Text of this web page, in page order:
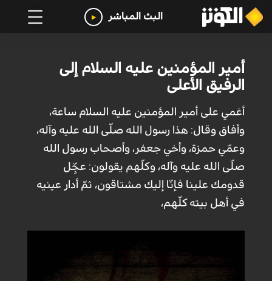
البث المباشر
أمير المؤمنين عليه السلام إلى
الرفيق الأعلى
أغمي على أمير المؤمنين عليه السلام ساعة،
وأفاق وقال: هذا رسول الله صلّى الله عليه وآله،
وعمّي حمزة، وأخي جعفر، وأصحاب رسول الله
صلّى الله عليه وآله، وكلّهم يقولون: عجِّل
قدومك علينا فإنّا إليك مشتاقون، ثمّ أدار عينيه
في أهل بيته كلّهم،